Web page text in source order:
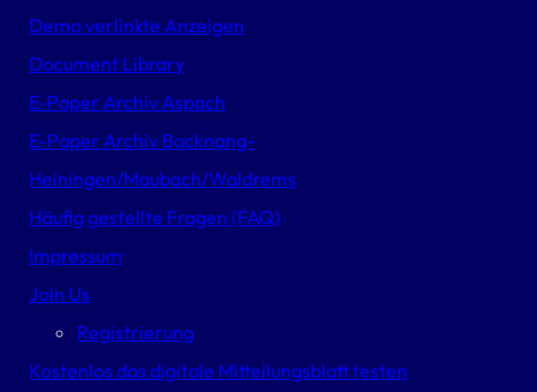
Demo verlinkte Anzeigen
Document Library
E-Paper Archiv Aspach
E-Paper Archiv Backnang-
Heiningen/Maubach/Waldrems
Häufig gestellte Fragen (FAQ)
Impressum
Join Us
Registrierung
Kostenlos das digitale Mitteilungsblatt testen